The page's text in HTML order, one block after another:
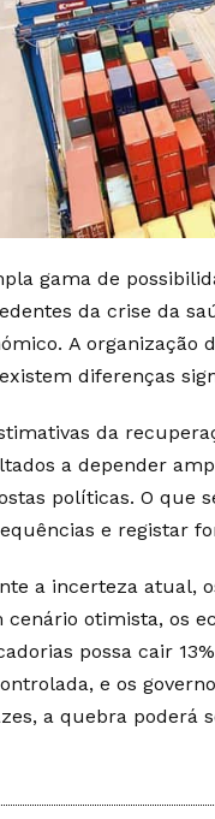
gama de
da crise da
A organização
diferenças
da
a depender
políticas. O que
e registar
a incerteza atual,
cenário otimista, os
possa cair
e os
a quebra poderá